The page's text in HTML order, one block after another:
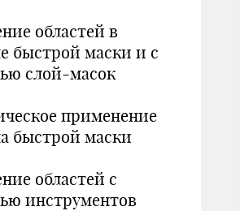
областей в
быстрой маски и с
слой-масок
применение
быстрой маски
областей с
инструментов